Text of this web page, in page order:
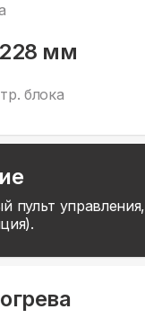
мм
блока
пульт управления,